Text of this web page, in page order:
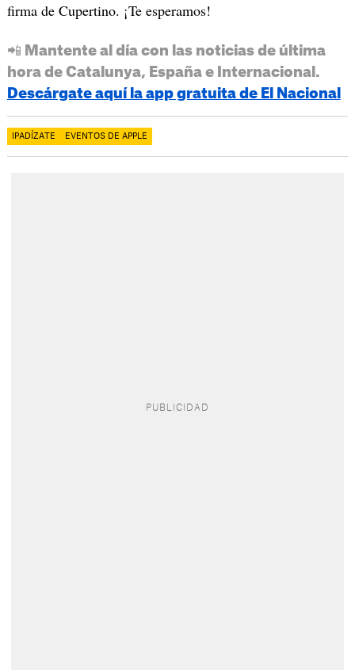
firma de Cupertino. ¡Te esperamos!
📲 Mantente al día con las noticias de última
hora de Catalunya, España e Internacional.
Descárgate aquí la app gratuita de El Nacional
IPADÍZATE EVENTOS DE APPLE